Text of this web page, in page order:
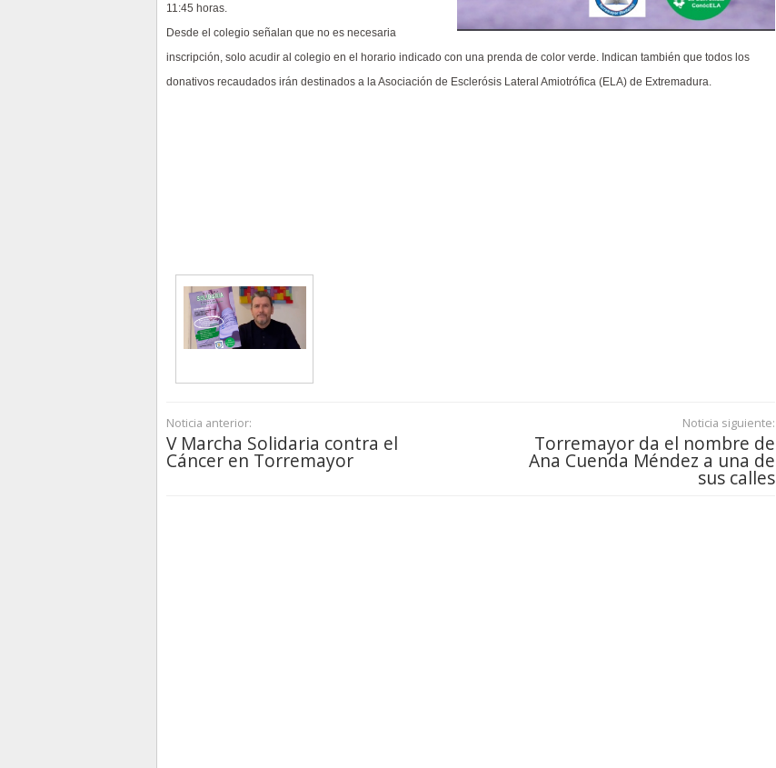
11:45 horas.
Desde el colegio señalan que no es necesaria
inscripción, solo acudir al colegio en el horario indicado con una prenda de color verde. Indican también que todos los
donativos recaudados irán destinados a la Asociación de Esclerósis Lateral Amiotrófica (ELA) de Extremadura.
Noticia anterior:
V Marcha Solidaria contra el
Cáncer en Torremayor
Noticia siguiente:
Torremayor da el nombre de
Ana Cuenda Méndez a una de
sus calles